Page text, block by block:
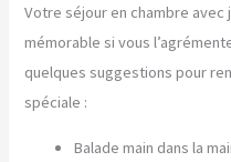
Votre séjour en chambre avec
mémorable si vous
quelques suggestions pour
spéciale :
Balade main dans la